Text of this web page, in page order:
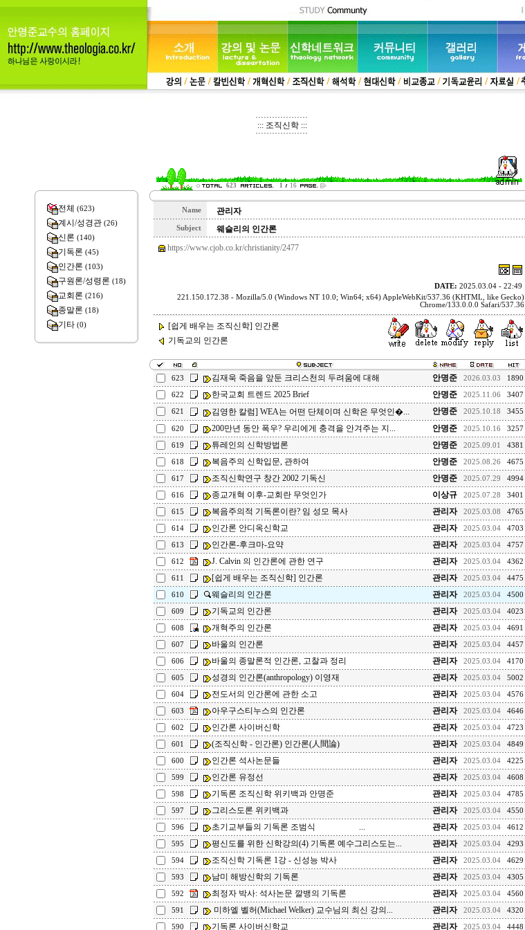
::: 조직신학 :::
623 1 16
전체 (623)
계시/성경관 (26)
신론 (140)
기독론 (45)
인간론 (103)
구원론/성령론 (18)
교회론 (216)
종말론 (18)
기타 (0)
Name 관리자
Subject
웨슬리의 인간론
https://www.cjob.co.kr/christianity/2477
DATE: 2025.03.04 - 22:49
221.150.172.38 - Mozilla/5.0 (Windows NT 10.0; Win64; x64) AppleWebKit/537.36 (KHTML, like Gecko)
Chrome/133.0.0.0 Safari/537.36
[쉽게 배우는 조직신학] 인간론
기독교의 인간론
623 김재욱 죽음을 앞둔 크리스천의 두려움에 대해 안명준 2026.03.03 1890
622 한국교회 트렌드 2025 Brief 안명준 2025.11.06 3407
621 김영한 칼럼] WEA는 어떤 단체이며 신학은 무엇인�... 안명준 2025.10.18 3455
620 200만년 동안 폭우? 우리에게 충격을 안겨주는 지... 안명준 2025.10.16 3257
619 튜레인의 신학방법론 안명준 2025.09.01 4381
618 복음주의 신학입문, 관하여 안명준 2025.08.26 4675
617 조직신학연구 창간 2002 기독신 안명준 2025.07.29 4994
616 종교개혁 이후-교회란 무엇인가 이상규 2025.07.28 3401
615 복음주의적 기독론이란? 임 성모 목사 관리자 2025.03.08 4765
614 인간론 안디옥신학교 관리자 2025.03.04 4703
613 인간론-후크마-요약 관리자 2025.03.04 4757
612 J. Calvin 의 인간론에 관한 연구 관리자 2025.03.04 4362
611 [쉽게 배우는 조직신학] 인간론 관리자 2025.03.04 4475
610 웨슬리의 인간론 관리자 2025.03.04 4500
609 기독교의 인간론 관리자 2025.03.04 4023
608 개혁주의 인간론 관리자 2025.03.04 4691
607 바울의 인간론 관리자 2025.03.04 4457
606 바울의 종말론적 인간론, 고찰과 정리 관리자 2025.03.04 4170
605 성경의 인간론(anthropology) 이영재 관리자 2025.03.04 5002
604 전도서의 인간론에 관한 소고 관리자 2025.03.04 4576
603 아우구스티누스의 인간론 관리자 2025.03.04 4646
602 인간론 사이버신학 관리자 2025.03.04 4723
601 (조직신학 - 인간론) 인간론(人間論) 관리자 2025.03.04 4849
600 인간론 석사논문들 관리자 2025.03.04 4225
599 인간론 유정선 관리자 2025.03.04 4608
598 기독론 조직신학 위키백과 안명준 관리자 2025.03.04 4785
597 그리스도론 위키백과 관리자 2025.03.04 4550
596 초기교부들의 기독론 조범식 ... 관리자 2025.03.04 4612
595 평신도를 위한 신학강의(4) 기독론 예수그리스도는... 관리자 2025.03.04 4293
594 조직신학 기독론 1강 - 신성능 박사 관리자 2025.03.04 4629
593 남미 해방신학의 기독론 관리자 2025.03.04 4305
592 최정자 박사: 석사논문 깔뱅의 기독론 관리자 2025.03.04 4560
591 미하엘 벨허(Michael Welker) 교수님의 최신 강의... 관리자 2025.03.04 4320
590 기독론 사이버신학교 관리자 2025.03.04 4448